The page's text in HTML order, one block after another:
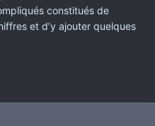
constitués de
et d’y ajouter quelques